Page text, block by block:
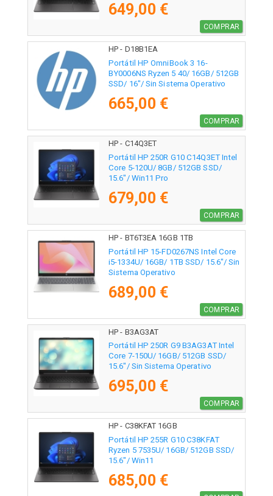
649,00 €
COMPRAR
HP - D18B1EA
Portátil HP OmniBook 3 16-
BY0006NS Ryzen 5 40/ 16GB/ 512GB
SSD/ 16"/ Sin Sistema Operativo
665,00 €
COMPRAR
HP - C14Q3ET
Portátil HP 250R G10 C14Q3ET Intel
Core 5-120U/ 8GB/ 512GB SSD/
15.6"/ Win11 Pro
679,00 €
COMPRAR
HP - BT6T3EA 16GB 1TB
Portátil HP 15-FD0267NS Intel Core
i5-1334U/ 16GB/ 1TB SSD/ 15.6"/ Sin
Sistema Operativo
689,00 €
COMPRAR
HP - B3AG3AT
Portátil HP 250R G9 B3AG3AT Intel
Core 7-150U/ 16GB/ 512GB SSD/
15.6"/ Sin Sistema Operativo
695,00 €
COMPRAR
HP - C38KFAT 16GB
Portátil HP 255R G10 C38KFAT
Ryzen 5 7535U/ 16GB/ 512GB SSD/
15.6"/ Win11
685,00 €